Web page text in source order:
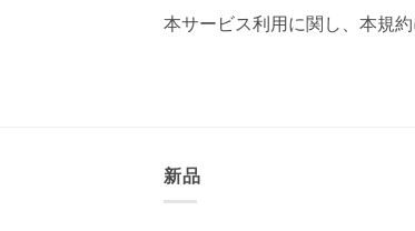
本サービス利用に関し、本規
新品